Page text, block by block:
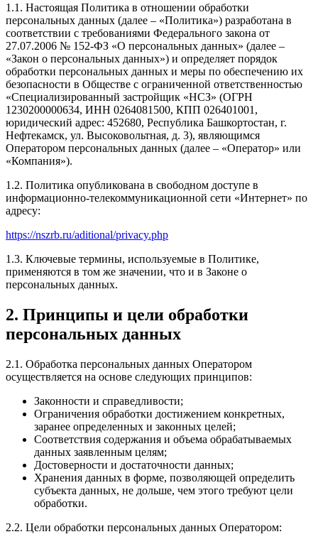
1.1. Настоящая Политика в отношении обработки
персональных данных (далее – «Политика») разработана в
соответствии с требованиями Федерального закона от
27.07.2006 № 152-ФЗ «О персональных данных» (далее –
«Закон о персональных данных») и определяет порядок
обработки персональных данных и меры по обеспечению их
безопасности в Обществе с ограниченной ответственностью
«Специализированный застройщик «НСЗ» (ОГРН
1230200000634, ИНН 0264081500, КПП 026401001,
юридический адрес: 452680, Республика Башкортостан, г.
Нефтекамск, ул. Высоковольтная, д. 3), являющимся
Оператором персональных данных (далее – «Оператор» или
«Компания»).
1.2. Политика опубликована в свободном доступе в
информационно-телекоммуникационной сети «Интернет» по
адресу:
https://nszrb.ru/aditional/privacy.php
1.3. Ключевые термины, используемые в Политике,
применяются в том же значении, что и в Законе о
персональных данных.
2. Принципы и цели обработки
персональных данных
2.1. Обработка персональных данных Оператором
осуществляется на основе следующих принципов:
Законности и справедливости;
Ограничения обработки достижением конкретных,
заранее определенных и законных целей;
Соответствия содержания и объема обрабатываемых
данных заявленным целям;
Достоверности и достаточности данных;
Хранения данных в форме, позволяющей определить
субъекта данных, не дольше, чем этого требуют цели
обработки.
2.2. Цели обработки персональных данных Оператором: